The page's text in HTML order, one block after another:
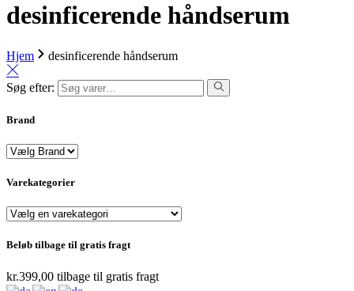
desinficerende håndserum
Hjem desinficerende håndserum
Søg efter:
Brand
Varekategorier
Beløb tilbage til gratis fragt
kr.399,00 tilbage til gratis fragt